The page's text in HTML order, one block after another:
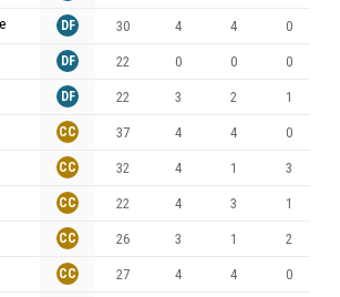
DF 30 4 4 0
DF 22 0 0 0
DF 22 3 2 1
CC 37 4 4 0
CC 32 4 1 3
CC 22 4 3 1
CC 26 3 1 2
CC 27 4 4 0